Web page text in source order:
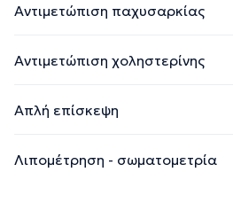
Αντιμετώπιση παχυσαρκίας
Αντιμετώπιση χοληστερίνης
Απλή επίσκεψη
Λιπομέτρηση - σωματομετρία